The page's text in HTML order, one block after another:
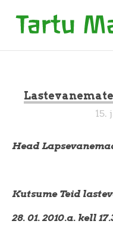
15.
Head
Kutsume Teid
28. 01. 2010.a. kell